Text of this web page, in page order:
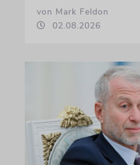
von Mark Feldon
02.08.2026